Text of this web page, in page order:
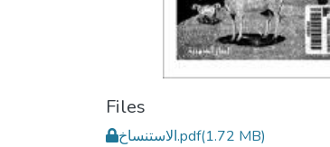
Files
الاستنساخ.pdf(1.72 MB)